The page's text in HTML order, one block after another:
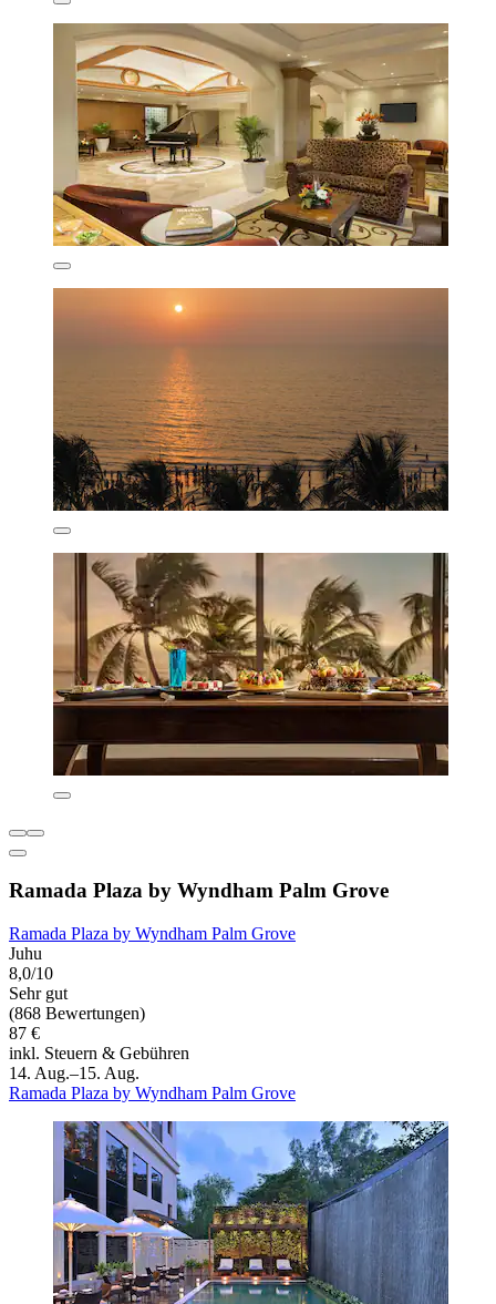
Ramada Plaza by Wyndham Palm Grove
Ramada Plaza by Wyndham Palm Grove
Juhu
8,0/10
Sehr gut
(868 Bewertungen)
87 €
inkl. Steuern & Gebühren
14. Aug.–15. Aug.
Ramada Plaza by Wyndham Palm Grove